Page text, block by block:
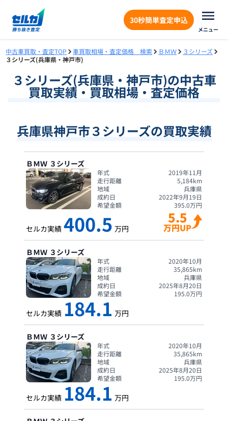
30秒簡単査定申込
メニュー
中古車買取・査定TOP 車買取相場・査定価格 検索 ＢＭＷ
３シリーズ
３シリーズ(兵庫県・神戸市)
３シリーズ(兵庫県 ・ 神戸市)の中古車
買取実績・買取相場・査定価格
兵庫県神戸市３シリーズの買取実績
ＢＭＷ ３シリーズ
年式
2019年11月
走行距離
5,184km
地域
兵庫県
成約日
2022年9月19日
希望金額
395.0万円
セルカ実績 400.5 万円
5.5
万円UP
ＢＭＷ ３シリーズ
年式
2020年10月
走行距離
35,865km
地域
兵庫県
成約日
2025年8月20日
希望金額
195.0万円
セルカ実績 184.1 万円
ＢＭＷ ３シリーズ
年式
2020年10月
走行距離
35,865km
地域
兵庫県
成約日
2025年8月20日
希望金額
195.0万円
セルカ実績 184.1 万円